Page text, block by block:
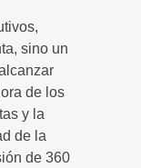
sino un
de los
y la
de la
de 360